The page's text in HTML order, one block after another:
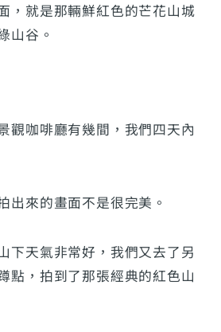
，就是那輛鮮紅色的芒花山城
山谷。
觀咖啡廳有幾間，我們四天內
出來的畫面不是很完美。
下天氣非常好，我們又去了另
點，拍到了那張經典的紅色山